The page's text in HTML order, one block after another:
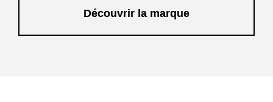
La société est basée en Murcie et conçoit plusieurs
centaines de sofas par jour dans leurs locaux de 8000
m².
Découvrir la marque